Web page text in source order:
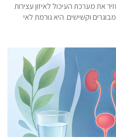
את מערכת העיכול לאיזון עצירות
וקשישים. היא גורמת לאי